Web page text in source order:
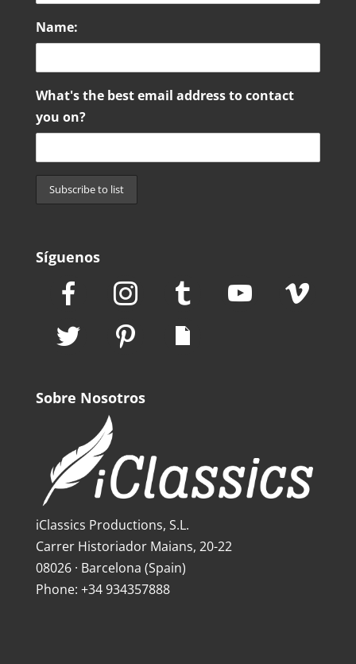
Name:
What's the best email address to contact
you on?
Síguenos
Sobre Nosotros
iClassics Productions, S.L.
Carrer Historiador Maians, 20-22
08026 · Barcelona (Spain)
Phone: +34 934357888